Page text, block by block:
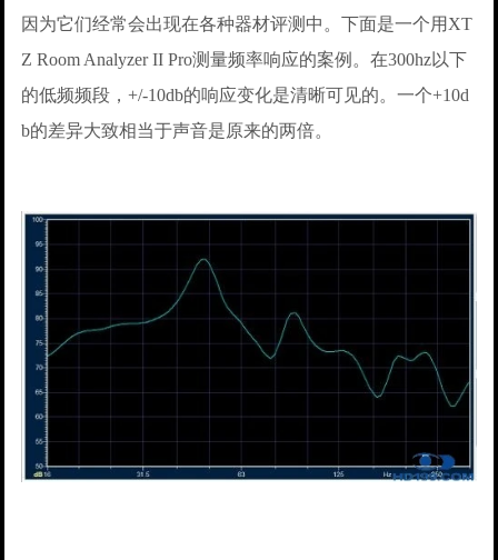
因为它们经常会出现在各种器材评测中。下面是一个用XT
Z Room Analyzer II Pro测量频率响应的案例。在300hz以下
的低频频段，+/-10db的响应变化是清晰可见的。一个+10d
b的差异大致相当于声音是原来的两倍。